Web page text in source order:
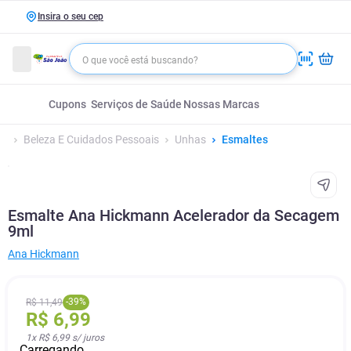
Insira o seu cep
Cupons Serviços de Saúde Nossas Marcas
Beleza E Cuidados Pessoais Unhas Esmaltes
Esmalte Ana Hickmann Acelerador da Secagem
9ml
Ana Hickmann
R$ 11,49 -39%
R$ 6,99
1x R$ 6,99s/ juros